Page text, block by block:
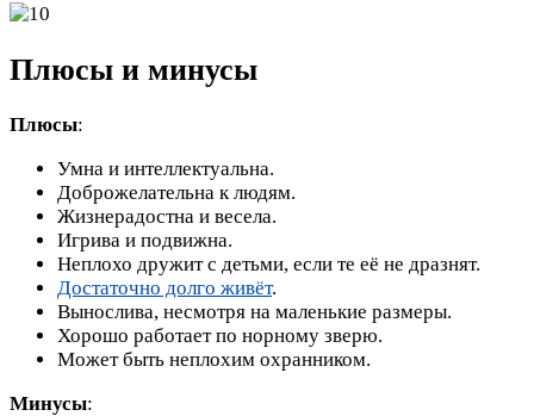
Плюсы и минусы
Плюсы:
Умна и интеллектуальна.
Доброжелательна к людям.
Жизнерадостна и весела.
Игрива и подвижна.
Неплохо дружит с детьми, если те её не дразнят.
Достаточно долго живёт.
Вынослива, несмотря на маленькие размеры.
Хорошо работает по норному зверю.
Может быть неплохим охранником.
Минусы: